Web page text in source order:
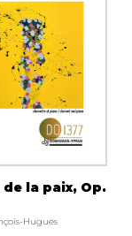
la paix, Op.
Hugues